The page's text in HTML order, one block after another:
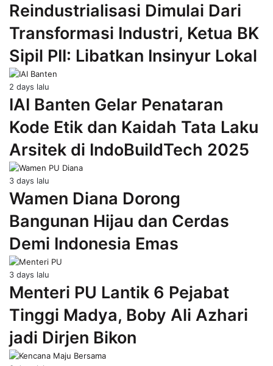
Reindustrialisasi Dimulai Dari
Transformasi Industri, Ketua BK
Sipil PII: Libatkan Insinyur Lokal
2 days lalu
IAI Banten Gelar Penataran
Kode Etik dan Kaidah Tata Laku
Arsitek di IndoBuildTech 2025
3 days lalu
Wamen Diana Dorong
Bangunan Hijau dan Cerdas
Demi Indonesia Emas
3 days lalu
Menteri PU Lantik 6 Pejabat
Tinggi Madya, Boby Ali Azhari
jadi Dirjen Bikon